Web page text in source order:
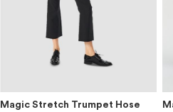
Magic Stretch Trumpet Hose